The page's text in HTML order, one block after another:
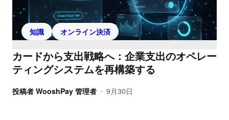
知識 オンライン決済
カードから支出戦略へ：企業支出のオペレー
ティングシステムを再構築する
投稿者 WooshPay 管理者 • 9月30日